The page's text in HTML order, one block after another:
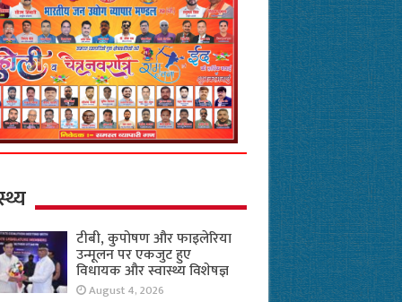
टीबी, कुपोषण और फाइलेरिया
उन्मूलन पर एकजुट हुए
विधायक और स्वास्थ्य विशेषज्ञ
August 4, 2026